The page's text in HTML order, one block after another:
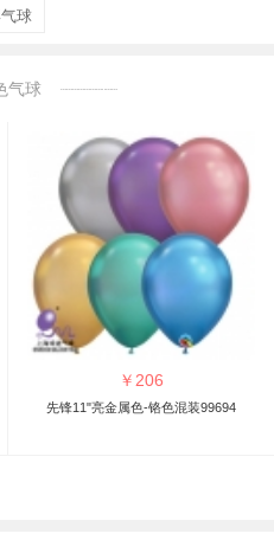
球
气球
￥ 206
先锋11"亮金属色-铬色混装99694